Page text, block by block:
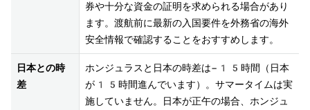
券や十分な資金の証明を求められる場合があり
ます。渡航前に最新の入国要件を外務省の海外
安全情報で確認することをおすすめします。
日本との時
差
ホンジュラスと日本の時差は−15時間（日本
が15時間進んでいます）。サマータイムは実
施していません。日本が正午の場合、ホンジュ